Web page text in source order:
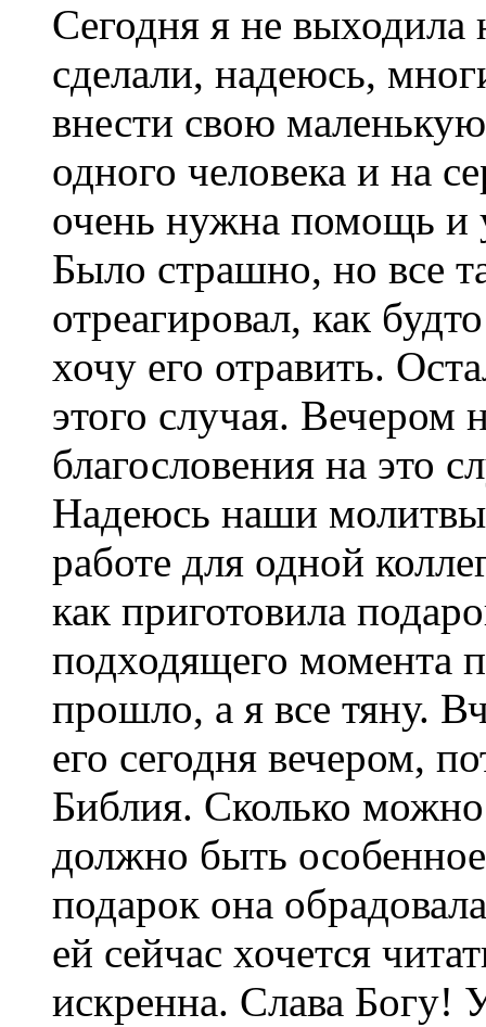
Сегодня я не выходила
сделали, надеюсь,
внести свою
одного человека и на
очень нужна помощь и
Было страшно, но все
отреагировал, как
хочу его отравить.
этого случая. Вечером
благословения на это
Надеюсь наши
работе для одной
как приготовила
подходящего момента
прошло, а я все тяну.
его сегодня вечером,
Библия. Сколько можно
должно быть
подарок она
ей сейчас хочется
искренна. Слава Богу!